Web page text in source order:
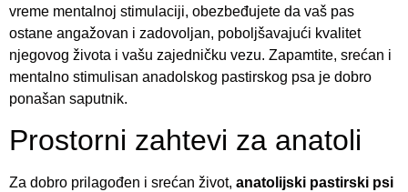
vreme mentalnoj stimulaciji, obezbeđujete da vaš pas
ostane angažovan i zadovoljan, poboljšavajući kvalitet
njegovog života i vašu zajedničku vezu. Zapamtite, srećan i
mentalno stimulisan anadolskog pastirskog psa je dobro
ponašan saputnik.
Prostorni zahtevi za anatoli
Za dobro prilagođen i srećan život, anatolijski pastirski psi